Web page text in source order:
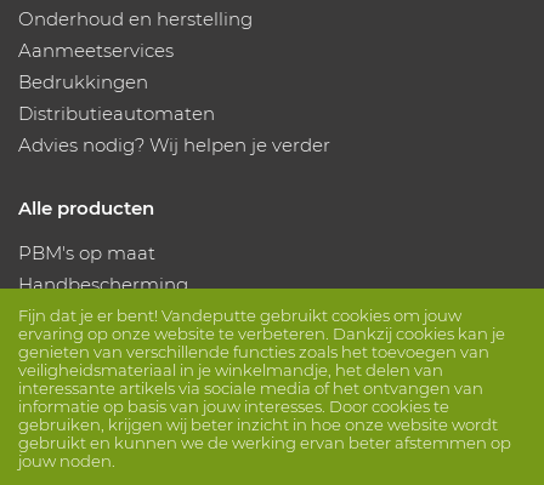
Fijn dat je er bent! Vandeputte gebruikt cookies om jouw
ervaring op onze website te verbeteren. Dankzij cookies kan je
genieten van verschillende functies zoals het toevoegen van
veiligheidsmateriaal in je winkelmandje, het delen van
interessante artikels via sociale media of het ontvangen van
informatie op basis van jouw interesses. Door cookies te
gebruiken, krijgen wij beter inzicht in hoe onze website wordt
gebruikt en kunnen we de werking ervan beter afstemmen op
jouw noden.
Onderhoud en herstelling
Aanmeetservices
Bedrukkingen
Distributieautomaten
Advies nodig? Wij helpen je verder
Alle producten
PBM's op maat
Handbescherming
Voetbescherming
Beschermende kleding
Volg ons